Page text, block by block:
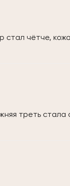
стал чётче,
треть стала